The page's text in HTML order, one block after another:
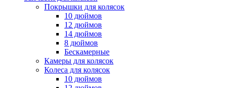
Покрышки для колясок
10 дюймов
12 дюймов
14 дюймов
8 дюймов
Бескамерные
Камеры для колясок
Колеса для колясок
10 дюймов